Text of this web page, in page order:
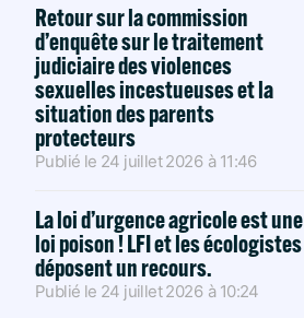
Retour sur la commission
d’enquête sur le traitement
judiciaire des violences
sexuelles incestueuses et la
situation des parents
protecteurs
Publié le 24 juillet 2026 à 11:46
La loi d’urgence agricole est une
loi poison ! LFI et les écologistes
déposent un recours.
Publié le 24 juillet 2026 à 10:24